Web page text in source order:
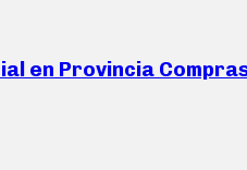
en Provincia